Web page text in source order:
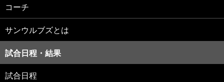
コーチ
サンウルブズとは
試合日程・結果
試合日程